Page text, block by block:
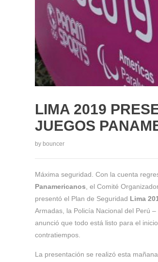
LIMA 2019
JUEGOS
by bouncer
Máxima seguridad. Con la cuenta
Panamericanos , el Comité
presentó el Plan de Seguridad Lima
Armadas, la Policía Nacional del Perú
anunció que todo está listo para el
contratiempos.
La presentación se realizó esta